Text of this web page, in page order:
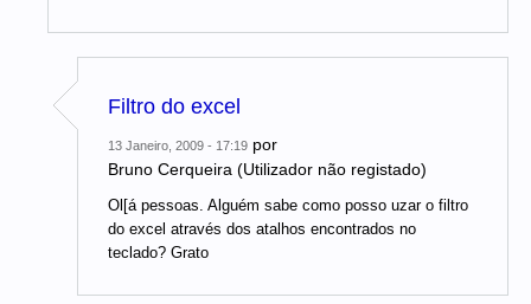
Filtro do excel
13 Janeiro, 2009 - 17:19 por
Bruno Cerqueira (Utilizador não registado)
Ol[á pessoas. Alguém sabe como posso uzar o filtro
do excel através dos atalhos encontrados no
teclado? Grato